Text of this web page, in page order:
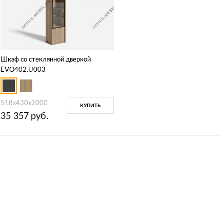
Шкаф со стеклянной дверкой
EVO402.U003
518х430х2000
35 357 руб.
КУПИТЬ